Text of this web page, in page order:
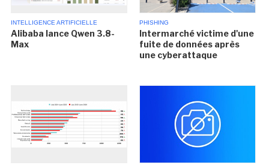
INTELLIGENCE ARTIFICIELLE
Alibaba lance Qwen 3.8-
Max
PHISHING
Intermarché victime d'une
fuite de données après
une cyberattaque